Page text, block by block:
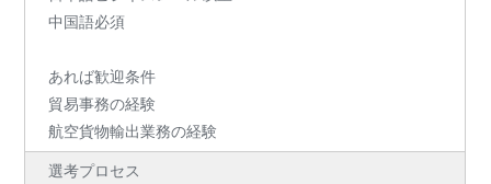
中国語必須
あれば歓迎条件
貿易事務の経験
航空貨物輸出業務の経験
選考プロセス